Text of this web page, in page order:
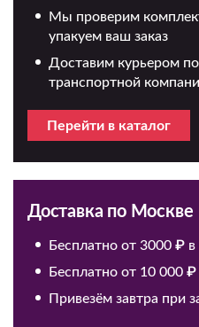
Мы проверим
упакуем ваш заказ
Доставим курьером
транспортной
Перейти в каталог
Доставка по Москве
Бесплатно от 3000 ₽
Бесплатно от 10 000
Привезём завтра при